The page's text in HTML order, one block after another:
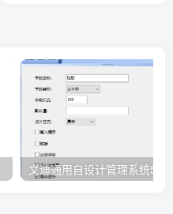
文迪通用自设计管理系统